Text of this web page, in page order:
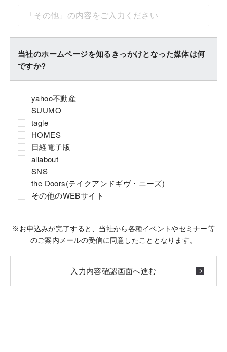
当社のホームページを知るきっかけとなった媒体は何
ですか?
yahoo不動産
SUUMO
tagle
HOMES
日経電子版
allabout
SNS
the Doors(テイクアンドギヴ・ニーズ)
その他のWEBサイト
※お申込みが完了すると、当社から各種イベントやセミナー等
のご案内メールの受信に同意したこととなります。